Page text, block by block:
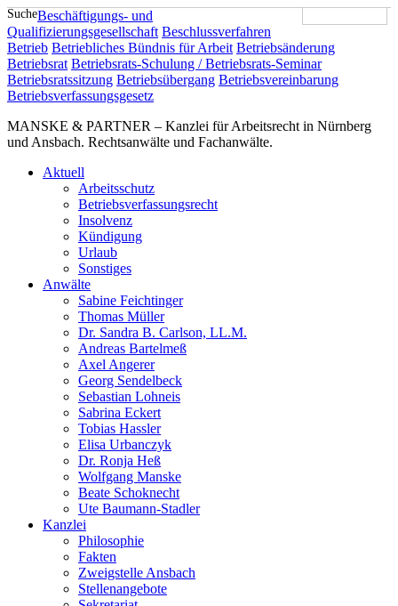
SucheBeschäftigungs- und
Qualifizierungsgesellschaft Beschlussverfahren
Betrieb Betriebliches Bündnis für Arbeit Betriebsänderung
Betriebsrat Betriebsrats-Schulung / Betriebsrats-Seminar
Betriebsratssitzung Betriebsübergang Betriebsvereinbarung
Betriebsverfassungsgesetz
MANSKE & PARTNER – Kanzlei für Arbeitsrecht in Nürnberg
und Ansbach. Rechtsanwälte und Fachanwälte.
Aktuell
Arbeitsschutz
Betriebsverfassungsrecht
Insolvenz
Kündigung
Urlaub
Sonstiges
Anwälte
Sabine Feichtinger
Thomas Müller
Dr. Sandra B. Carlson, LL.M.
Andreas Bartelmeß
Axel Angerer
Georg Sendelbeck
Sebastian Lohneis
Sabrina Eckert
Tobias Hassler
Elisa Urbanczyk
Dr. Ronja Heß
Wolfgang Manske
Beate Schoknecht
Ute Baumann-Stadler
Kanzlei
Philosophie
Fakten
Zweigstelle Ansbach
Stellenangebote